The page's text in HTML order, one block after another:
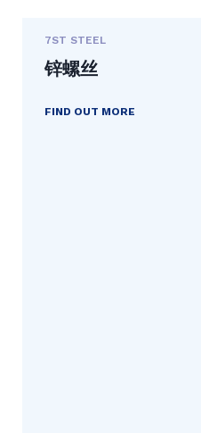
7ST STEEL
锌螺丝
FIND OUT MORE